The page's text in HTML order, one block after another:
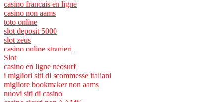
casino francais en ligne
casino non aams
toto online
slot deposit 5000
slot zeus
casino online stranieri
Slot
casino en ligne neosurf
i migliori siti di scommesse italiani
migliore bookmaker non aams
nuovi siti di casino